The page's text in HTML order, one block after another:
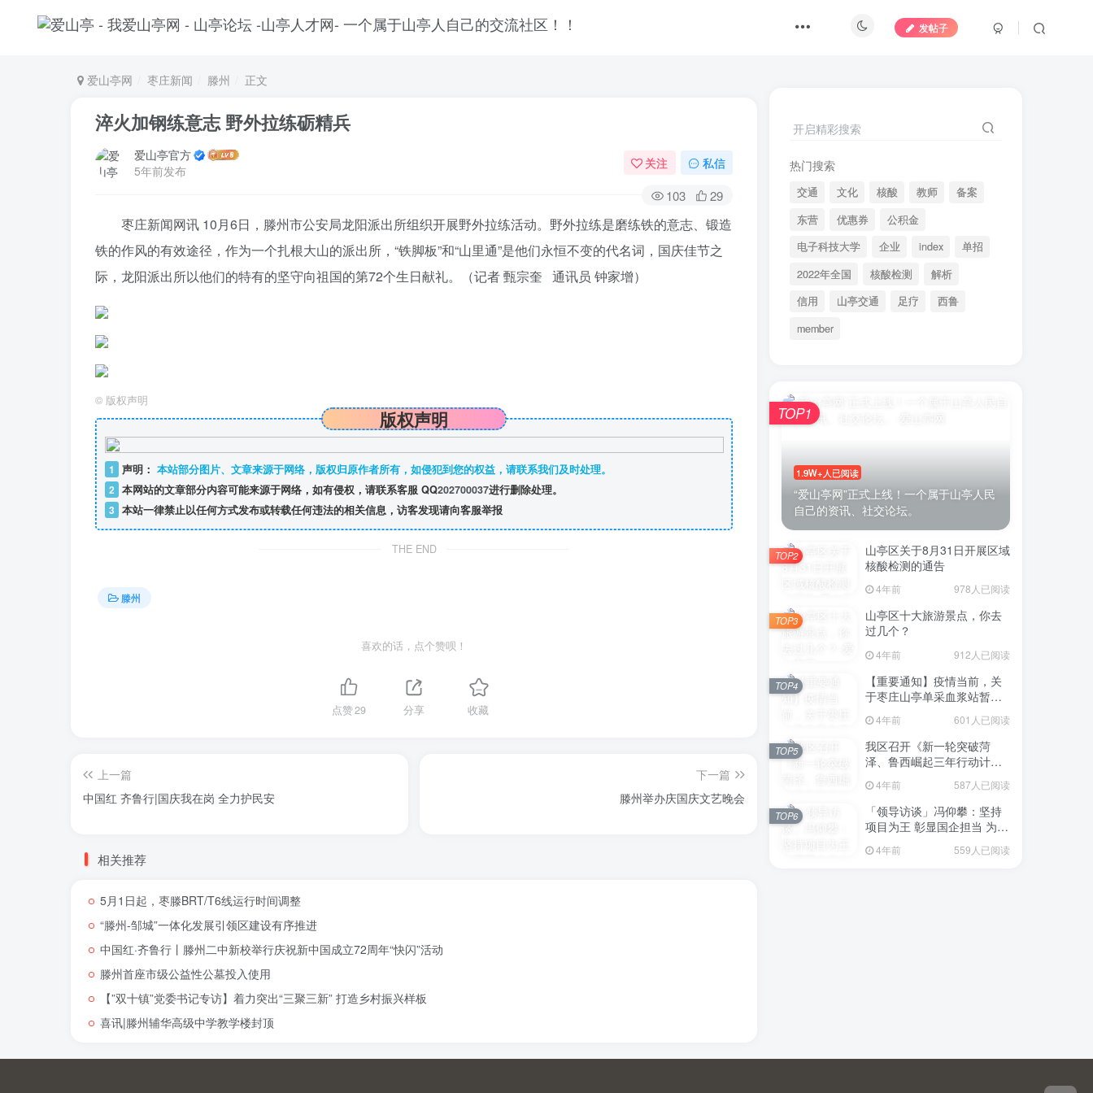
发帖子
爱山亭网 枣庄新闻 滕州 正文
淬火加钢练意志 野外拉练砺精兵
爱山亭官方
5年前发布
关注 私信
103 29
枣庄新闻网讯 10月6日，滕州市公安局龙阳派出所组织开展野外拉练活动。野外拉练是磨练铁的意志、锻造
铁的作风的有效途径，作为一个扎根大山的派出所，“铁脚板”和“山里通”是他们永恒不变的代名词，国庆佳节之
际，龙阳派出所以他们的特有的坚守向祖国的第72个生日献礼。（记者 甄宗奎 通讯员 钟家增）
© 版权声明
版权声明
1 声明： 本站部分图片、文章来源于网络，版权归原作者所有，如侵犯到您的权益，请联系我们及时处理。
2 本网站的文章部分内容可能来源于网络，如有侵权，请联系客服 QQ202700037进行删除处理。
3 本站一律禁止以任何方式发布或转载任何违法的相关信息，访客发现请向客服举报
THE END
滕州
喜欢的话，点个赞呗！
点赞29 分享 收藏
上一篇
中国红 齐鲁行|国庆我在岗 全力护民安
下一篇
滕州举办庆国庆文艺晚会
相关推荐
5月1日起，枣滕BRT/T6线运行时间调整
“滕州-邹城”一体化发展引领区建设有序推进
中国红·齐鲁行丨滕州二中新校举行庆祝新中国成立72周年“快闪”活动
滕州首座市级公益性公墓投入使用
【”双十镇”党委书记专访】着力突出“三聚三新” 打造乡村振兴样板
喜讯|滕州辅华高级中学教学楼封顶
开启精彩搜索
热门搜索
交通 文化 核酸 教师
备案
东营
优惠券
公积金
电子科技大学
企业 index
单招
2022年全国
核酸检测
解析
信用
山亭交通 足疗
西鲁
member
1.9W+人已阅读
“爱山亭网”正式上线！一个属于山亭人民
自己的资讯、社交论坛。
TOP1
山亭区关于8月31日开展区域
核酸检测的通告
4年前 978人已阅读
TOP2
山亭区十大旅游景点，你去
过几个？
4年前 912人已阅读
TOP3
【重要通知】疫情当前，关
于枣庄山亭单采血浆站暂停
4年前 601人已阅读
TOP4
我区召开《新一轮突破菏
泽、鲁西崛起三年行动计划
意见稿）政策分析研判会议
4年前 587人已阅读
TOP5
「领导访谈」冯仰攀：坚持
项目为王 彰显国企担当 为全
点项目建设贡献“交发力量”
4年前 559人已阅读
TOP6